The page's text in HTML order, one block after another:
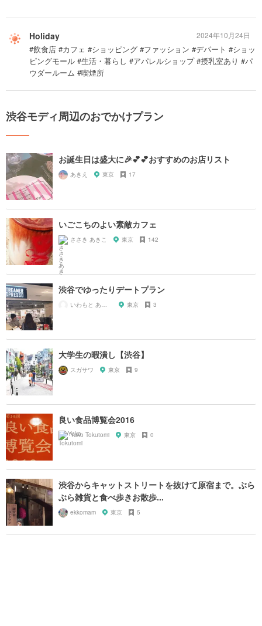
Holiday
#飲食店 #カフェ #ショッピング #ファッション #デパート #ショッ
ピングモール #生活・暮らし #アパレルショップ #授乳室あり #パ
ウダールーム #喫煙所
2024年10月24日
渋谷モディ周辺のおでかけプラン
お誕生日は盛大に🎉💕💕おすすめのお店リスト
あきえ 東京 17
いごこちのよい素敵カフェ
ささき あきこ 東京 142
渋谷でゆったりデートプラン
いわもと あやか 東京 3
大学生の暇潰し【渋谷】
スガサワ 東京 9
良い食品博覧会2016
Yuko Tokutomi 東京 0
渋谷からキャットストリートを抜けて原宿まで。ぶら
ぶら雑貨と食べ歩きお散歩...
ekkomam 東京 5